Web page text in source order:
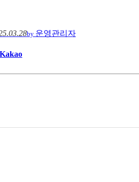
by 운영관리자
Kakao